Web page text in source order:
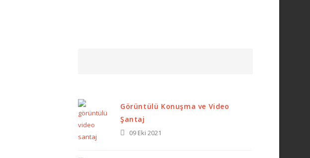
Görüntülü Konuşma ve Video
Şantaj
09 Eki 2021